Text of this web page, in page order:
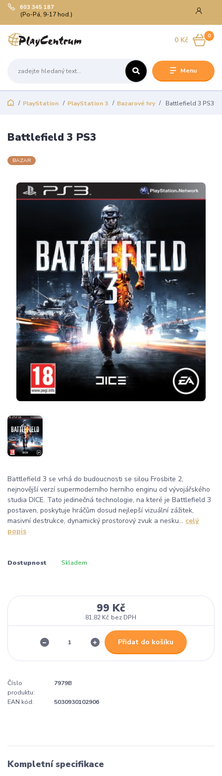
Menu
603 345 187
(Po-Pá, 9-17 hod.)
0
0 Kč
PlayStation PlayStation 3 Bazarové hry Battlefield 3 PS3
Battlefield 3 PS3
BAZAR
Battlefield 3 se vrhá do budoucnosti se silou Frosbite 2,
nejnovější verzí supermoderního herního enginu od vývojářského
studia DICE. Tato jedinečná technologie, na které je Battlefield 3
postaven, poskytuje hráčům dosud nejlepší vizuální zážitek,
masivní destrukce, dynamický prostorový zvuk a nesku... celý
popis
Dostupnost Skladem
99 Kč
81,82 Kč bez DPH
Přidat do košíku
Číslo
produktu:
7979B
EAN kód: 5030930102906
Kompletní specifikace